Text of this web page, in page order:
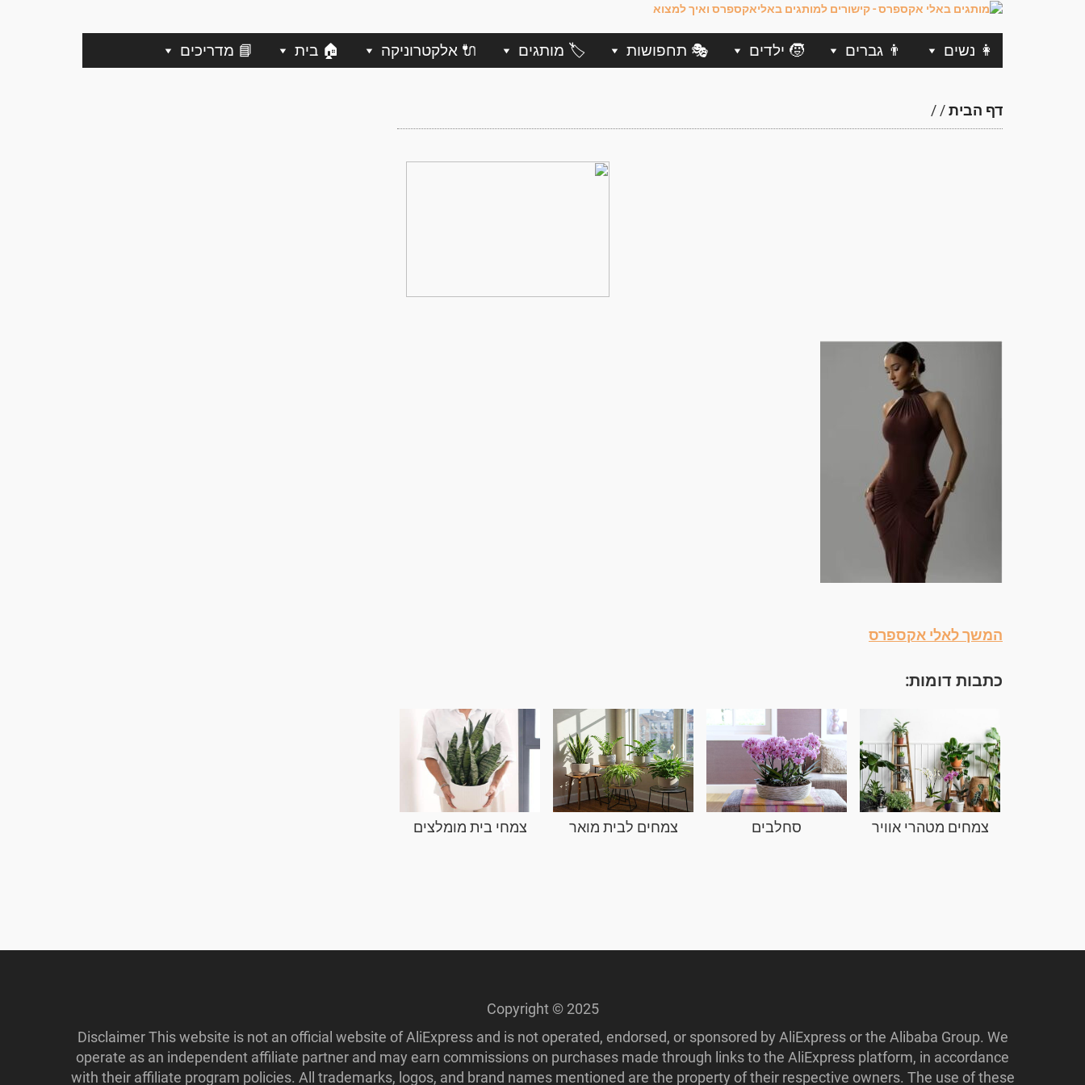
👩 נשים 👨 גברים 🧒 ילדים 🎭 תחפושות 🏷️ מותגים 🔌 אלקטרוניקה 🏠 בית 📘 מדריכים
דף הבית/
/
המשך לאלי אקספרס
כתבות דומות:
צמחים מטהרי אוויר סחלבים צמחים לבית מואר צמחי בית מומלצים
Copyright © 2025
Disclaimer This website is not an official website of AliExpress and is not operated, endorsed, or sponsored by AliExpress or the Alibaba Group. We
operate as an independent affiliate partner and may earn commissions on purchases made through links to the AliExpress platform, in accordance
with their affiliate program policies. All trademarks, logos, and brand names mentioned are the property of their respective owners. The use of these